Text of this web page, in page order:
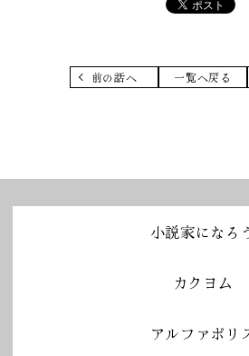
前の話へ 一覧へ戻る
小説家になろ
カクヨム
アルファポリ